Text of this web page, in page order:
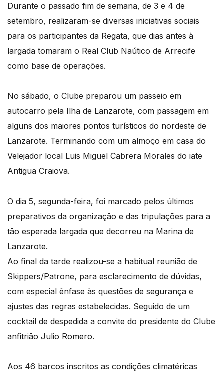
Durante o passado fim de semana, de 3 e 4 de
setembro, realizaram-se diversas iniciativas sociais
para os participantes da Regata, que dias antes à
largada tomaram o Real Club Naútico de Arrecife
como base de operações.
No sábado, o Clube preparou um passeio em
autocarro pela Ilha de Lanzarote, com passagem em
alguns dos maiores pontos turísticos do nordeste de
Lanzarote. Terminando com um almoço em casa do
Velejador local Luis Miguel Cabrera Morales do iate
Antigua Craiova.
O dia 5, segunda-feira, foi marcado pelos últimos
preparativos da organização e das tripulações para a
tão esperada largada que decorreu na Marina de
Lanzarote.
Ao final da tarde realizou-se a habitual reunião de
Skippers/Patrone, para esclarecimento de dúvidas,
com especial ênfase às questões de segurança e
ajustes das regras estabelecidas. Seguido de um
cocktail de despedida a convite do presidente do Clube
anfitrião Julio Romero.
Aos 46 barcos inscritos as condições climatéricas